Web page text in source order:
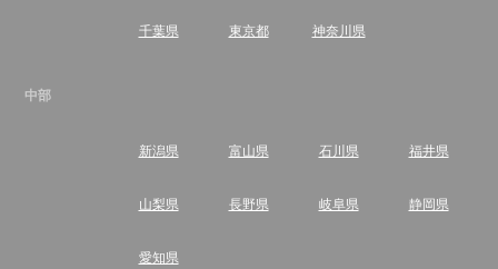
千葉県 東京都 神奈川県
中部
新潟県 富山県 石川県 福井県
山梨県 長野県 岐阜県 静岡県
愛知県